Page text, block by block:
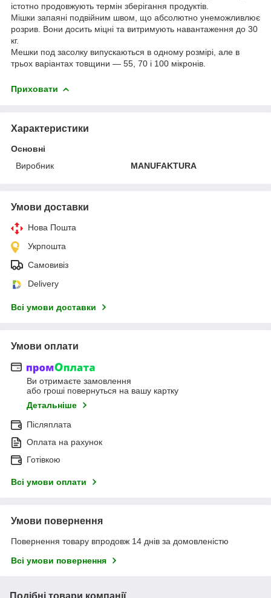
істотно продовжують термін зберігання продуктів.
Мішки запаяні подвійним швом, що абсолютно унеможливлює
розрив. Вони досить міцні та витримують навантаження до 30
кг.
Мешки под засолку випускаються в одному розмірі, але в
трьох варіантах товщини — 55, 70 і 100 мікронів.
Приховати
Характеристики
Основні
Виробник
MANUFAKTURA
Умови доставки
Нова Пошта
Укрпошта
Самовивіз
Delivery
Всі умови доставки
Умови оплати
Ви отримаєте замовлення
або гроші повернуться на вашу картку
Детальніше
Післяплата
Оплата на рахунок
Готівкою
Всі умови оплати
Умови повернення
Повернення товару впродовж 14 днів за домовленістю
Всі умови повернення